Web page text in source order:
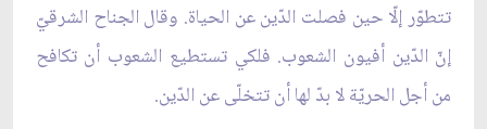
تتطوّر إلّا حين فصلت الدّين عن الحياة. وقال الجناح الشرقيّ
إنّ الدّين أفيون الشعوب. فلكي تستطيع الشعوب أن تكافح
من أجل الحريّة لا بدّ لها أن تتخلّى عن الدّين.